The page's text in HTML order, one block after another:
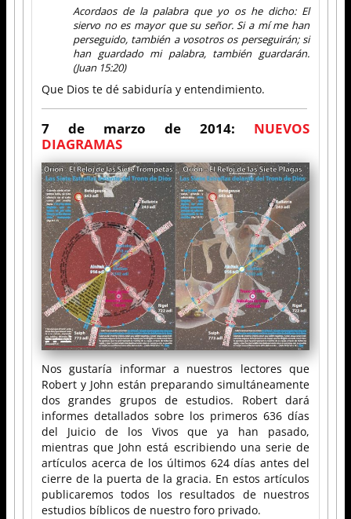
Acordaos de la palabra que yo os he dicho: El
siervo no es mayor que su señor. Si a mí me han
perseguido, también a vosotros os perseguirán; si
han guardado mi palabra, también guardarán.
(Juan 15:20)
Que Dios te dé sabiduría y entendimiento.
7 de marzo de 2014: NUEVOS
DIAGRAMAS
Nos gustaría informar a nuestros lectores que
Robert y John están preparando simultáneamente
dos grandes grupos de estudios. Robert dará
informes detallados sobre los primeros 636 días
del Juicio de los Vivos que ya han pasado,
mientras que John está escribiendo una serie de
artículos acerca de los últimos 624 días antes del
cierre de la puerta de la gracia. En estos artículos
publicaremos todos los resultados de nuestros
estudios bíblicos de nuestro foro privado.